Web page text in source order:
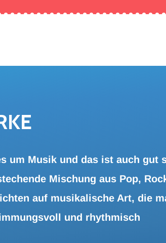
um Musik und das ist auch gut
Mischung aus Pop,
auf musikalische Art, die
und rhythmisch